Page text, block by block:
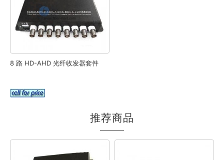
8 路 HD-AHD 光纤收发器套件
推荐商品